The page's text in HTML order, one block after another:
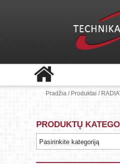
Pradžia / Produktai /
PRODUKTŲ